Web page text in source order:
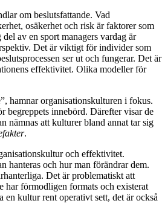
om beslutsfattande. Vad
osäkerhet och risk är faktorer som
av en sport managers vardag är
Det är viktigt för individer som
ser ut och fungerar. Det är
effektivitet. Olika modeller för
hamnar organisationskulturen i fokus.
begreppets innebörd. Därefter visar de
nämnas att kulturer bland annat tar sig
.
och effektivitet.
hanteras och hur man förändrar dem.
Det är problematiskt att
har förmodligen formats och existerat
kultur rent operativt sett, det är också